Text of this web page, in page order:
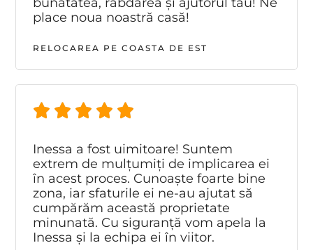
place noua noastră casă!
RELOCAREA PE COASTA DE EST
Inessa a fost uimitoare! Suntem
extrem de mulțumiți de implicarea ei
în acest proces. Cunoaște foarte bine
zona, iar sfaturile ei ne-au ajutat să
cumpărăm această proprietate
minunată. Cu siguranță vom apela la
Inessa și la echipa ei în viitor.